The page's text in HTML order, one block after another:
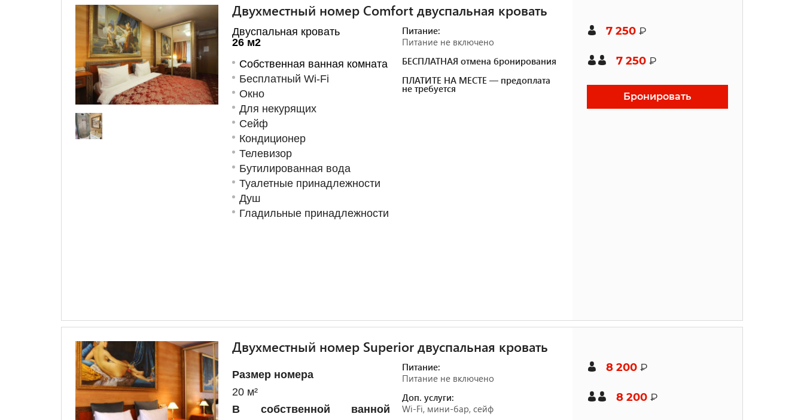
Двухместный номер Comfort двуспальная кровать
Двуспальная кровать
26 м2
Собственная ванная комната
Бесплатный Wi-Fi
Окно
Для некурящих
Сейф
Кондиционер
Телевизор
Бутилированная вода
Туалетные принадлежности
Душ
Гладильные принадлежности
Питание:
Питание не включено
БЕСПЛАТНАЯ отмена бронирования
ПЛАТИТЕ НА МЕСТЕ — предоплата
не требуется
7 250 ₽
7 250 ₽
Бронировать
Двухместный номер Superior двуспальная кровать
Размер номера
20 м²
В собственной ванной
Питание:
Питание не включено
Доп. услуги:
Wi-Fi, мини-бар, сейф
8 200 ₽
8 200 ₽